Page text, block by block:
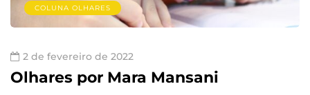
COLUNA OLHARES
2 de fevereiro de 2022
Olhares por Mara Mansani